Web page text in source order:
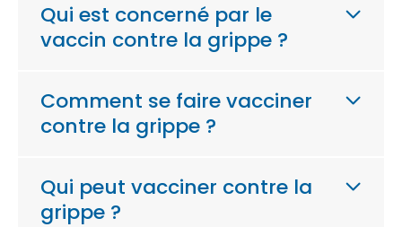
Qui est concerné par le
vaccin contre la grippe ?
Comment se faire vacciner
contre la grippe ?
Qui peut vacciner contre la
grippe ?